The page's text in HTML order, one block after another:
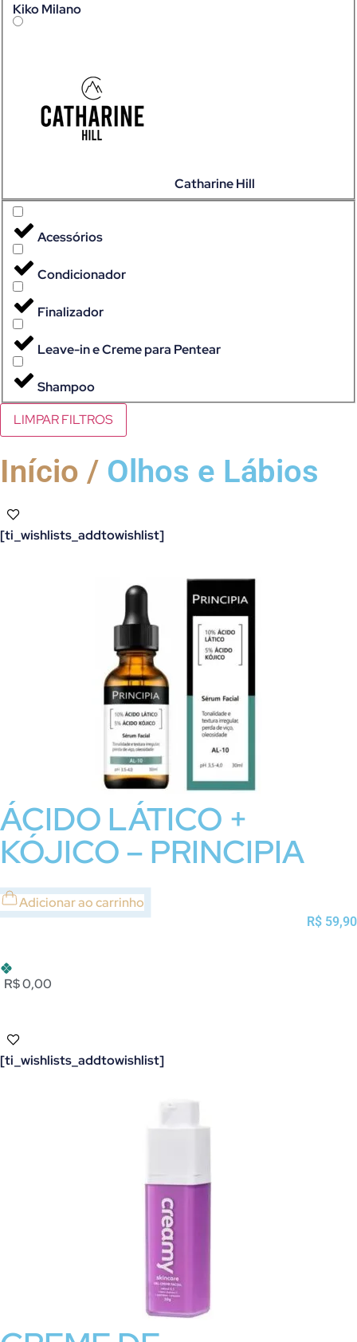
Kiko Milano
Catharine Hill
Acessórios
Condicionador
Finalizador
Leave-in e Creme para Pentear
Shampoo
LIMPAR FILTROS
Início / Olhos e Lábios
[ti_wishlists_addtowishlist]
ÁCIDO LÁTICO +
KÓJICO – PRINCIPIA
Adicionar ao carrinho
R$ 59,90
R$ 0,00
[ti_wishlists_addtowishlist]